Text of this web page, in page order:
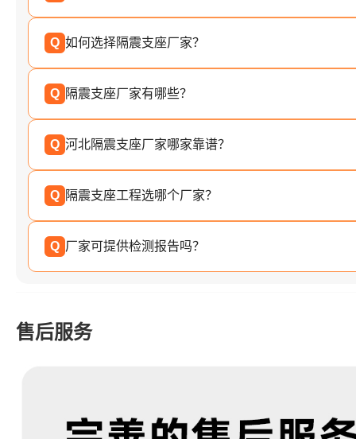
Q 如何选择隔震支座厂家？
Q 隔震支座厂家有哪些？
Q 河北隔震支座厂家哪家靠谱？
Q 隔震支座工程选哪个厂家？
Q 厂家可提供检测报告吗？
售后服务